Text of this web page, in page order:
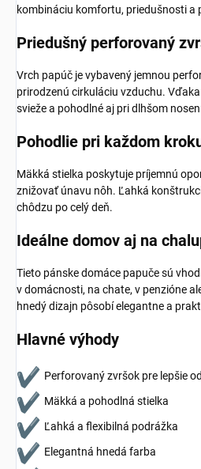
kombináciu komfortu, priedušnosti a
Priedušný perforovaný
Vrch papúč je vybavený jemnou
prirodzenú cirkuláciu vzduchu.
svieže a pohodlné aj pri dlhšom
Pohodlie pri každom
Mäkká stielka poskytuje príjemnú
znižovať únavu nôh. Ľahká
chôdzu po celý deň.
Ideálne domov aj na
Tieto pánske domáce papuče sú
v domácnosti, na chate, v penzióne
hnedý dizajn pôsobí elegantne a
Hlavné výhody
Perforovaný zvršok pre lepšie
Mäkká a pohodlná stielka
Ľahká a flexibilná podrážka
Elegantná hnedá farba